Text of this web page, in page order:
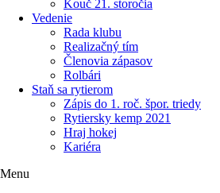
Kouč 21. storočia
Vedenie
Rada klubu
Realizačný tím
Členovia zápasov
Rolbári
Staň sa rytierom
Zápis do 1. roč. špor. triedy
Rytiersky kemp 2021
Hraj hokej
Kariéra
Menu